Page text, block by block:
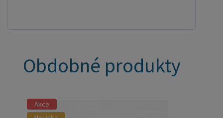
Obdobné produkty
Akce